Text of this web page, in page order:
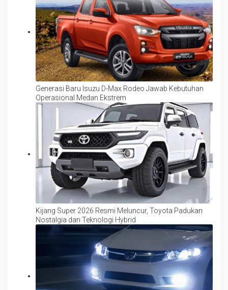
Generasi Baru Isuzu D-Max Rodeo Jawab Kebutuhan
Operasional Medan Ekstrem
Kijang Super 2026 Resmi Meluncur, Toyota Padukan
Nostalgia dan Teknologi Hybrid